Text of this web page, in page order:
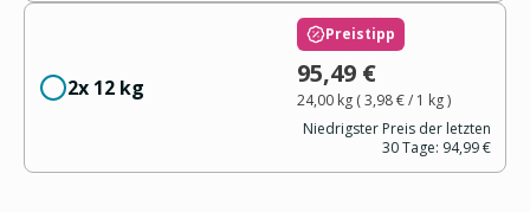
2x 12 kg
Preistipp
95,49 €
24,00 kg(3,98 €/ 1 kg)
Niedrigster Preis der letzten
30 Tage: 94,99 €